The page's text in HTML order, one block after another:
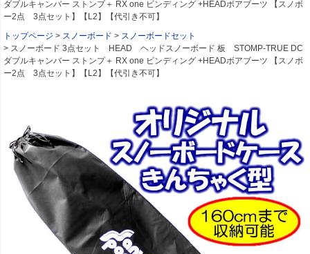
ダブルキャンバー ストンプ＋ RX one ビンディング +HEADボアブーツ 【スノボ
ー2点 3点セット】【L2】【代引き不可】
トップページ
スノーボード
スノーボードセット
スノーボード 3点セット HEAD ヘッドスノーボード 板 STOMP-TRUE DC
ダブルキャンバー ストンプ＋ RX one ビンディング +HEADボアブーツ 【スノボ
ー2点 3点セット】【L2】【代引き不可】